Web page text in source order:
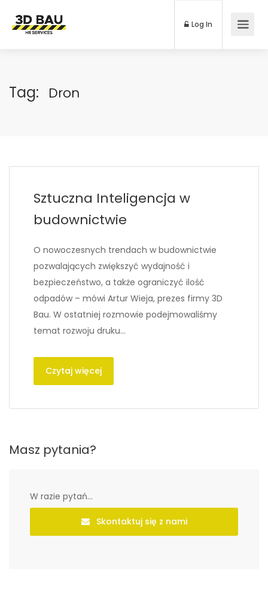
Log In
Tag: Dron
Sztuczna Inteligencja w
budownictwie
O nowoczesnych trendach w budownictwie
pozwalających zwiększyć wydajność i
bezpieczeństwo, a także ograniczyć ilość
odpadów – mówi Artur Wieja, prezes firmy 3D
Bau. W ostatniej rozmowie podejmowaliśmy
temat rozwoju druku…
Czytaj więcej
Masz pytania?
W razie pytań...
Skontaktuj się z nami